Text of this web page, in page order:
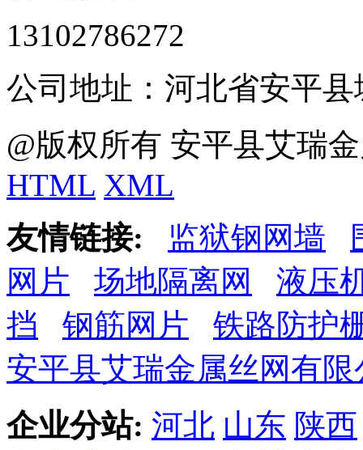
13102786272
公司地址：河北省安平
@版权所有 安平县艾瑞
HTML XML
友情链接:
监狱钢网墙
网片
场地隔离网
液压
挡
钢筋网片
铁路防护
安平县艾瑞金属丝网有限
企业分站: 河北 山东 陕西